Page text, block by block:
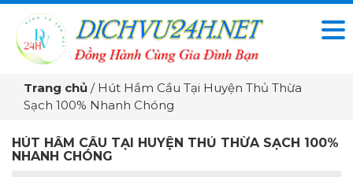
Trang chủ / Hút Hầm Cầu Tại Huyện Thủ Thừa
Sạch 100% Nhanh Chóng
HÚT HẦM CẦU TẠI HUYỆN THỦ THỪA SẠCH 100%
NHANH CHÓNG